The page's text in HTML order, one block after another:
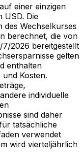
einer einzigen
USD. Die
des Wechselkurses
berechnet, die von
2026 bereitgestellt
gelten
enthalten
Kosten.
individuelle
sind daher
tatsächliche
verwendet
wird vierteljährlich